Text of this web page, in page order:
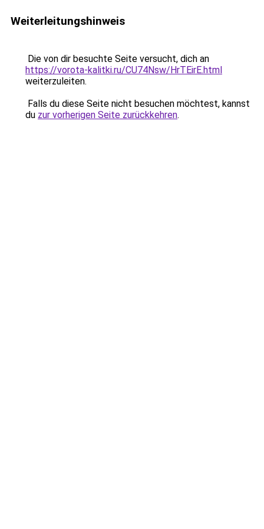
Weiterleitungshinweis
Die von dir besuchte Seite versucht, dich an
https://vorota-kalitki.ru/CU74Nsw/HrTEirE.html
weiterzuleiten.
Falls du diese Seite nicht besuchen möchtest, kannst
du zur vorherigen Seite zurückkehren.